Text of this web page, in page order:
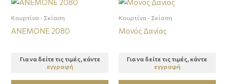
Κουρτίνα - Σκίαση
ΑΝΕΜΟΝΕ 2080
Για να δείτε τις τιμές, κάντε
εγγραφή
Κουρτίνα - Σκίαση
Μονός Δανίας
Για να δείτε τις τιμές, κάντε
εγγραφή